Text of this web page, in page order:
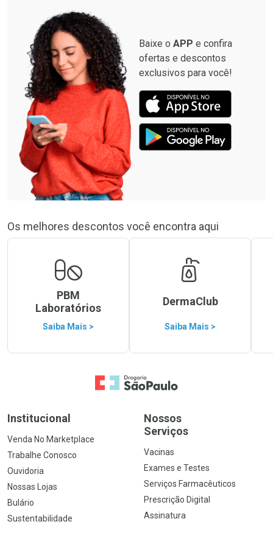
Baixe o APP e confira
ofertas e descontos
exclusivos para você!
Os melhores descontos você encontra aqui
PBM
Laboratórios
Saiba Mais >
DermaClub
Saiba Mais >
Ir para a Home
Institucional
Venda No Marketplace
Trabalhe Conosco
Ouvidoria
Nossas Lojas
Bulário
Sustentabilidade
Nossos
Serviços
Vacinas
Exames e Testes
Serviços Farmacêuticos
Prescrição Digital
Assinatura